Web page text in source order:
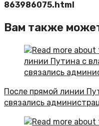
863986075.html
Вам также
После прямой линии
связались